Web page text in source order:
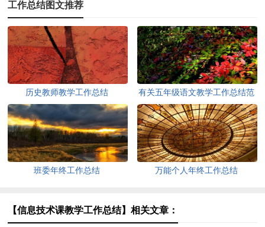
工作总结图文推荐
历史教师教学工作总结
有关五年级语文教学工作总结范
文
班委年终工作总结 万能个人年终工作总结
【信息技术课教学工作总结】相关文章：